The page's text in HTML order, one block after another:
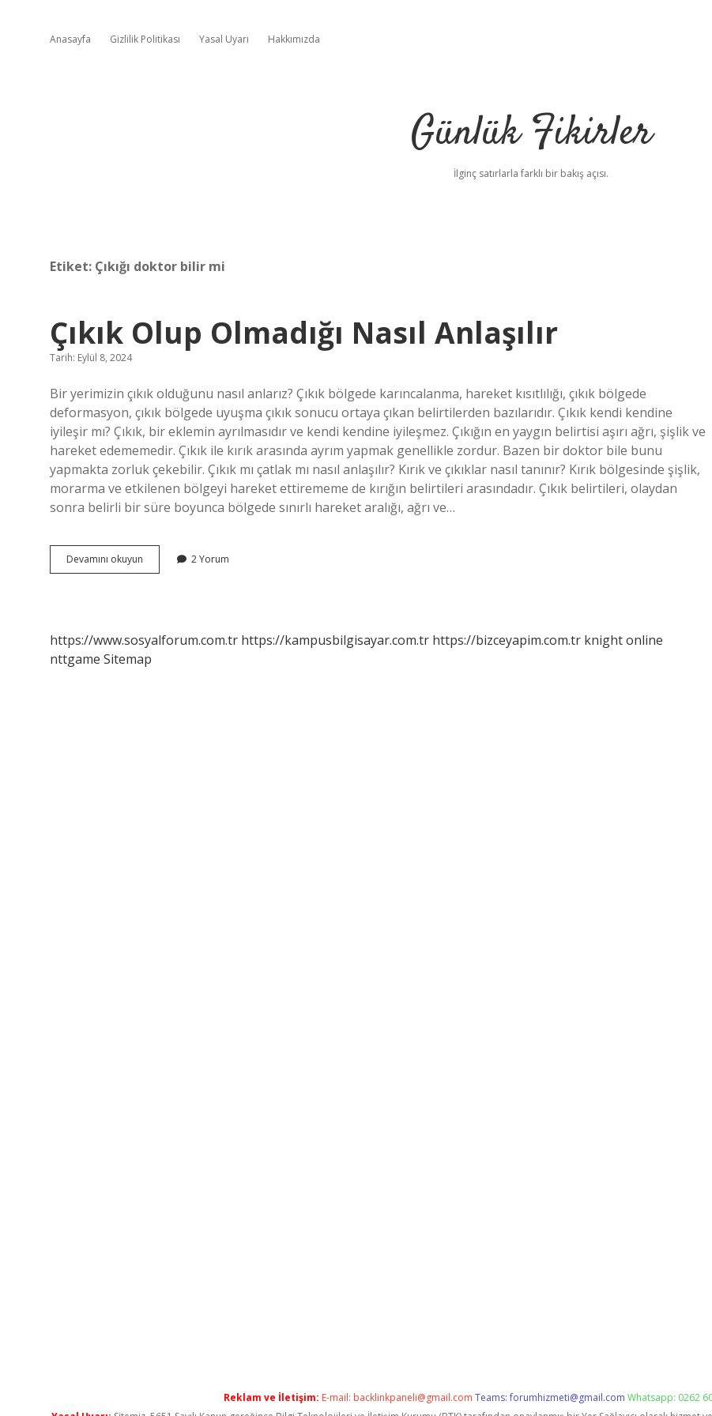
Anasayfa Gizlilik Politikası Yasal Uyarı Hakkımızda
Günlük Fikirler
İlginç satırlarla farklı bir bakış açısı.
Etiket: Çıkığı doktor bilir mi
Çıkık Olup Olmadığı Nasıl Anlaşılır
Tarih: Eylül 8, 2024
Bir yerimizin çıkık olduğunu nasıl anlarız? Çıkık bölgede karıncalanma, hareket kısıtlılığı, çıkık bölgede
deformasyon, çıkık bölgede uyuşma çıkık sonucu ortaya çıkan belirtilerden bazılarıdır. Çıkık kendi kendine
iyileşir mı? Çıkık, bir eklemin ayrılmasıdır ve kendi kendine iyileşmez. Çıkığın en yaygın belirtisi aşırı ağrı, şişlik ve
hareket edememedir. Çıkık ile kırık arasında ayrım yapmak genellikle zordur. Bazen bir doktor bile bunu
yapmakta zorluk çekebilir. Çıkık mı çatlak mı nasıl anlaşılır? Kırık ve çıkıklar nasıl tanınır? Kırık bölgesinde şişlik,
morarma ve etkilenen bölgeyi hareket ettirememe de kırığın belirtileri arasındadır. Çıkık belirtileri, olaydan
sonra belirli bir süre boyunca bölgede sınırlı hareket aralığı, ağrı ve…
Devamını okuyun
Olup
2 Yorum
https://www.sosyalforum.com.tr https://kampusbilgisayar.com.tr https://bizceyapim.com.tr knight online
nttgame Sitemap
Reklam ve İletişim: E-mail: backlinkpaneli@gmail.com Teams:forumhizmeti@gmail.com Whatsapp: 0262